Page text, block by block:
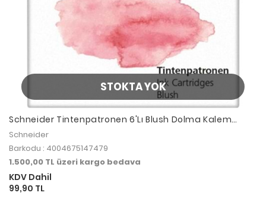
STOKTA YOK
Schneider Tintenpatronen 6'Lı Blush Dolma Kalem
Kartuşu 166107
Schneider
Barkodu : 4004675147479
1.500,00 TL üzeri kargo bedava
KDV Dahil
99,90 TL